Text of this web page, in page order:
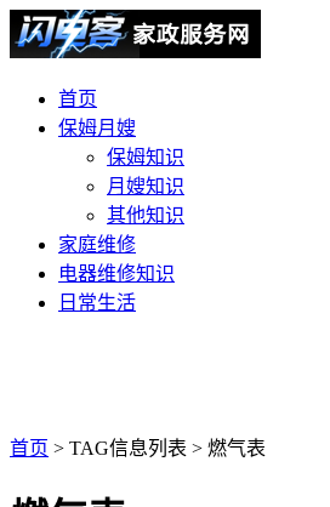
首页
保姆月嫂
保姆知识
月嫂知识
其他知识
家庭维修
电器维修知识
日常生活
首页 > TAG信息列表 > 燃气表